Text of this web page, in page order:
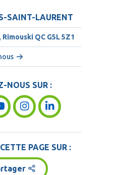
SAINT-LAURENT
Rimouski QC G5L 5Z1
NOUS SUR :
PAGE SUR :